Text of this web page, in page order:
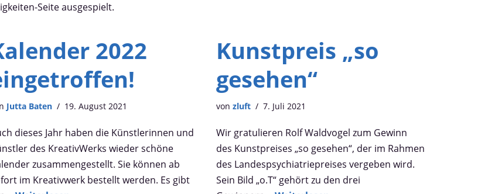
Seite ausgespielt.
2022
Jutta Baten 19. August 2021
dieses Jahr haben die Künstlerinnen und
des KreativWerks wieder schöne
zusammengestellt. Sie können ab
im Kreativwerk bestellt werden. Es gibt
Kunstpreis „so
gesehen“
vonzluft 7. Juli 2021
Wir gratulieren Rolf Waldvogel zum Gewinn
des Kunstpreises „so gesehen“, der im Rahmen
des Landespsychiatriepreises vergeben wird.
Sein Bild „o.T“ gehört zu den drei